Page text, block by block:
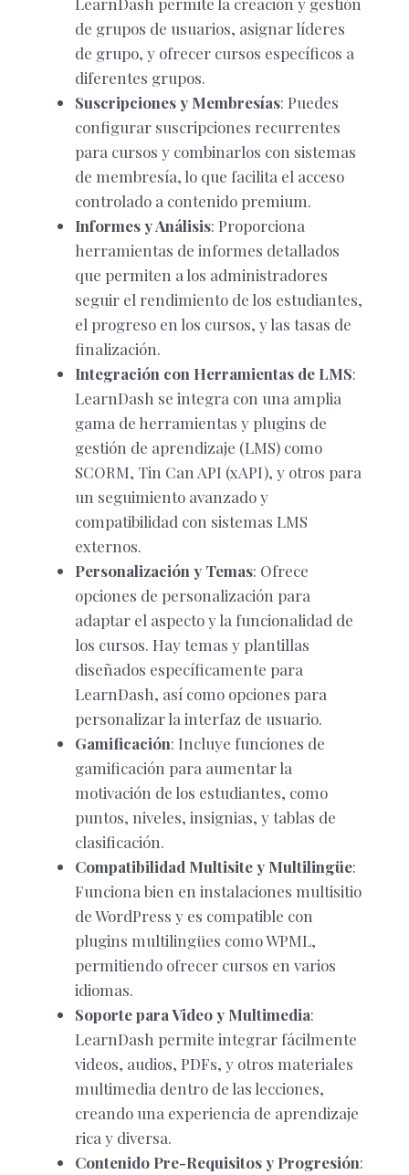
de grupos de usuarios, asignar líderes
de grupo, y ofrecer cursos específicos a
diferentes grupos.
Suscripciones y Membresías: Puedes
configurar suscripciones recurrentes
para cursos y combinarlos con sistemas
de membresía, lo que facilita el acceso
controlado a contenido premium.
Informes y Análisis: Proporciona
herramientas de informes detallados
que permiten a los administradores
seguir el rendimiento de los estudiantes,
el progreso en los cursos, y las tasas de
finalización.
Integración con Herramientas de LMS:
LearnDash se integra con una amplia
gama de herramientas y plugins de
gestión de aprendizaje (LMS) como
SCORM, Tin Can API (xAPI), y otros para
un seguimiento avanzado y
compatibilidad con sistemas LMS
externos.
Personalización y Temas: Ofrece
opciones de personalización para
adaptar el aspecto y la funcionalidad de
los cursos. Hay temas y plantillas
diseñados específicamente para
LearnDash, así como opciones para
personalizar la interfaz de usuario.
Gamificación: Incluye funciones de
gamificación para aumentar la
motivación de los estudiantes, como
puntos, niveles, insignias, y tablas de
clasificación.
Compatibilidad Multisite y Multilingüe:
Funciona bien en instalaciones multisitio
de WordPress y es compatible con
plugins multilingües como WPML,
permitiendo ofrecer cursos en varios
idiomas.
Soporte para Video y Multimedia:
LearnDash permite integrar fácilmente
videos, audios, PDFs, y otros materiales
multimedia dentro de las lecciones,
creando una experiencia de aprendizaje
rica y diversa.
Contenido Pre-Requisitos y Progresión: